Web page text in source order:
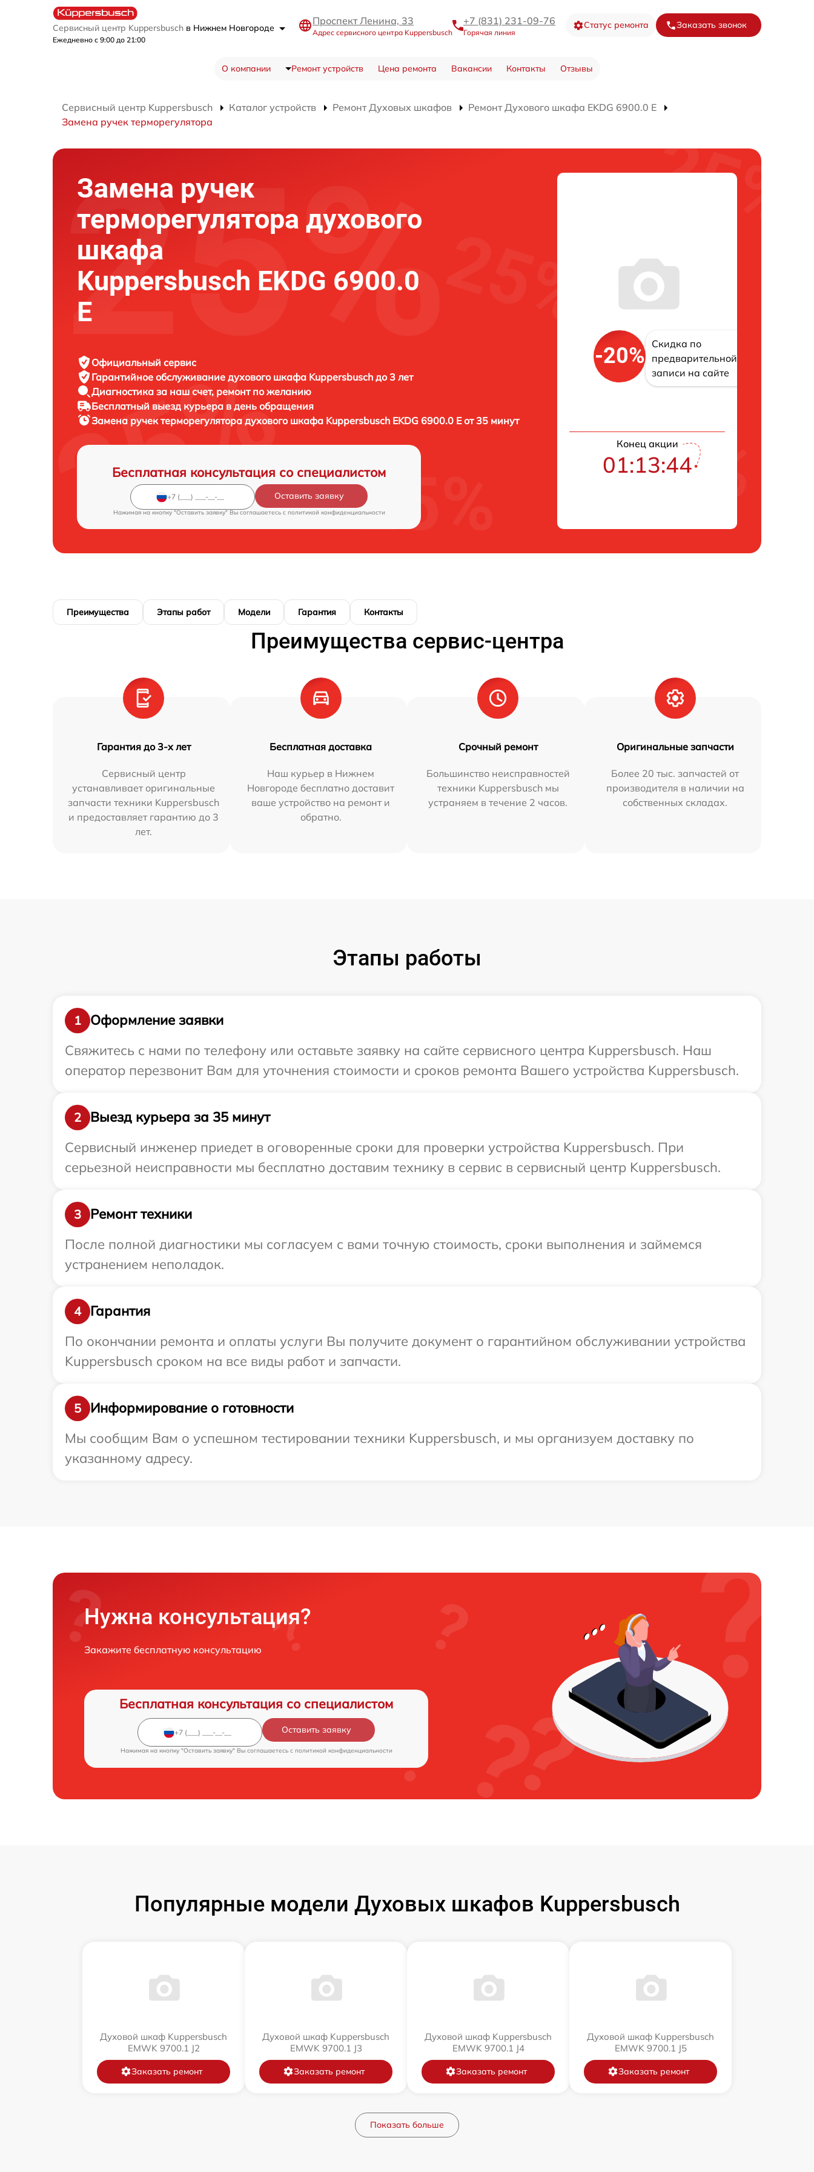
Сервисный центр Kuppersbusch в Нижнем Новгороде
Ежедневно с 9:00 до 21:00
Проспект Ленина, 33
Адрес сервисного центра Kuppersbusch
+7 (831) 231-09-76
Горячая линия
Статус ремонта Заказать звонок
О компании Ремонт устройств Цена ремонта Вакансии Контакты Отзывы
Сервисный центр Kuppersbusch Каталог устройств Ремонт Духовых шкафов
Ремонт Духового шкафа EKDG 6900.0 E
Замена ручек терморегулятора
Замена ручек
терморегулятора духового
шкафа
Kuppersbusch EKDG 6900.0
E
Официальный сервис
Гарантийное обслуживание духового шкафа Kuppersbusch до 3 лет
Диагностика за наш счет, ремонт по желанию
Бесплатный выезд курьера в день обращения
Замена ручек терморегулятора духового шкафа Kuppersbusch EKDG 6900.0 E от 35 минут
Бесплатная консультация со специалистом
Оставить заявку
Нажимая на кнопку "Оставить заявку" Вы соглашаетесь c политикой конфиденциальности
-20%
Скидка по
предварительной
записи на сайте
Конец акции
01:13:43
Преимущества Этапы работ Модели Гарантия Контакты
Преимущества сервис-центра
Гарантия до 3-х лет
Сервисный центр
устанавливает оригинальные
запчасти техники Kuppersbusch
и предоставляет гарантию до 3
лет.
Бесплатная доставка
Наш курьер в Нижнем
Новгороде бесплатно доставит
ваше устройство на ремонт и
обратно.
Срочный ремонт
Большинство неисправностей
техники Kuppersbusch мы
устраняем в течение 2 часов.
Оригинальные запчасти
Более 20 тыс. запчастей от
производителя в наличии на
собственных складах.
Этапы работы
1
Оформление заявки
Свяжитесь с нами по телефону или оставьте заявку на сайте сервисного центра Kuppersbusch. Наш
оператор перезвонит Вам для уточнения стоимости и сроков ремонта Вашего устройства Kuppersbusch.
2
Выезд курьера за 35 минут
Сервисный инженер приедет в оговоренные сроки для проверки устройства Kuppersbusch. При
серьезной неисправности мы бесплатно доставим технику в сервис в сервисный центр Kuppersbusch.
3
Ремонт техники
После полной диагностики мы согласуем с вами точную стоимость, сроки выполнения и займемся
устранением неполадок.
4
Гарантия
По окончании ремонта и оплаты услуги Вы получите документ о гарантийном обслуживании устройства
Kuppersbusch сроком на все виды работ и запчасти.
5
Информирование о готовности
Мы сообщим Вам о успешном тестировании техники Kuppersbusch, и мы организуем доставку по
указанному адресу.
Нужна консультация?
Закажите бесплатную консультацию
Бесплатная консультация со специалистом
Оставить заявку
Нажимая на кнопку "Оставить заявку" Вы соглашаетесь c политикой конфиденциальности
Популярные модели Духовых шкафов Kuppersbusch
Духовой шкаф Kuppersbusch
EMWK 9700.1 J2
Заказать ремонт
Духовой шкаф Kuppersbusch
EMWK 9700.1 J3
Заказать ремонт
Духовой шкаф Kuppersbusch
EMWK 9700.1 J4
Заказать ремонт
Духовой шкаф Kuppersbusch
EMWK 9700.1 J5
Заказать ремонт
Показать больше